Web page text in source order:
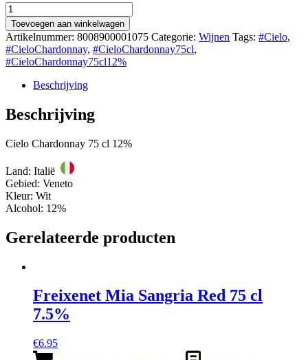
Cielo
Chardonnay
75
cl
12%
aantal
Toevoegen aan winkelwagen
Artikelnummer: 8008900001075 Categorie: Wijnen Tags: #Cielo,
#CieloChardonnay, #CieloChardonnay75cl,
#CieloChardonnay75cl12%
Beschrijving
Beschrijving
Cielo Chardonnay 75 cl 12%
Land: Italië
Gebied: Veneto
Kleur: Wit
Alcohol: 12%
Gerelateerde producten
Freixenet Mia Sangria Red 75 cl
7.5%
€6.95